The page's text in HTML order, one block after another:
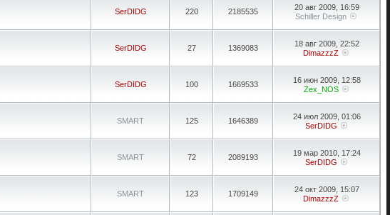
SerDIDG 220 2185535
20 авг 2009, 16:59
Schiller Design
SerDIDG 27 1369083
18 авг 2009, 22:52
DimazzzZ
SerDIDG 100 1669533
16 июн 2009, 12:58
Zex_NOS
SMART 125 1646389
24 июл 2009, 01:06
SerDIDG
SMART 72 2089193
19 мар 2010, 17:24
SerDIDG
SMART 123 1709149
24 окт 2009, 15:07
DimazzzZ